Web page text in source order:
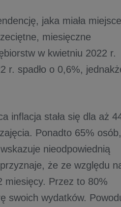
jaka miała
miesięczne
w kwietniu 2022 r.
r. spadło o 0,6%,
inflacja stała się dla aż
Ponadto 65% osób,
nieodpowiednią
że ze względu
miesięcy. Przez to 80%
swoich wydatków.